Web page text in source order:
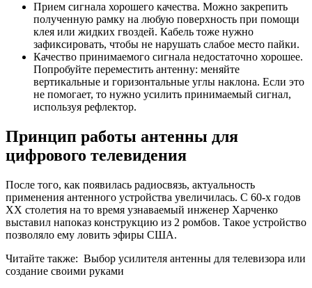
Прием сигнала хорошего качества. Можно закрепить
полученную рамку на любую поверхность при помощи
клея или жидких гвоздей. Кабель тоже нужно
зафиксировать, чтобы не нарушать слабое место пайки.
Качество принимаемого сигнала недостаточно хорошее.
Попробуйте переместить антенну: меняйте
вертикальные и горизонтальные углы наклона. Если это
не помогает, то нужно усилить принимаемый сигнал,
используя рефлектор.
Принцип работы антенны для
цифрового телевидения
После того, как появилась радиосвязь, актуальность
применения антенного устройства увеличилась. С 60-х годов
ХХ столетия на то время узнаваемый инженер Харченко
выставил напоказ конструкцию из 2 ромбов. Такое устройство
позволяло ему ловить эфиры США.
Читайте также: Выбор усилителя антенны для телевизора или
создание своими руками